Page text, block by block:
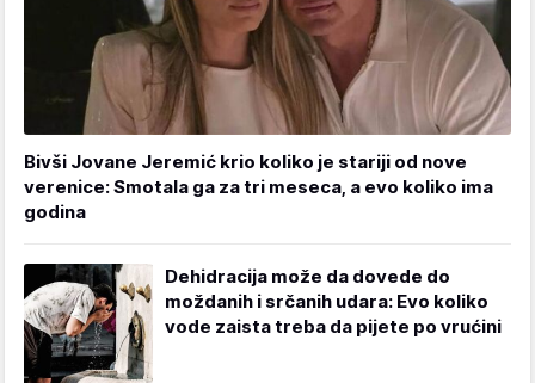
Bivši Jovane Jeremić krio koliko je stariji od nove
verenice: Smotala ga za tri meseca, a evo koliko ima
godina
Dehidracija može da dovede do
moždanih i srčanih udara: Evo koliko
vode zaista treba da pijete po vrućini